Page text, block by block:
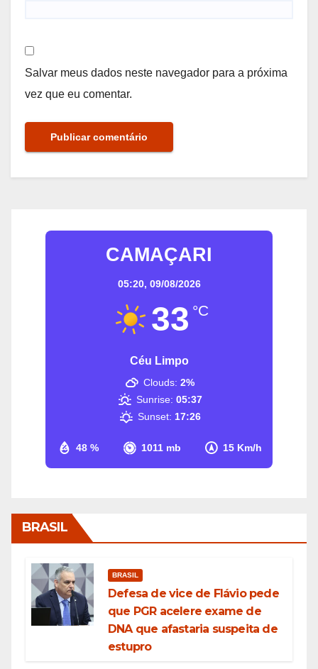
Salvar meus dados neste navegador para a próxima
vez que eu comentar.
CAMAÇARI
05:20, 09/08/2026
33 °C
Céu Limpo
48 % 1011 mb 15 Km/h
Clouds: 2%
Sunrise: 05:37
Sunset: 17:26
BRASIL
BRASIL
Defesa de vice de Flávio pede
que PGR acelere exame de
DNA que afastaria suspeita de
estupro